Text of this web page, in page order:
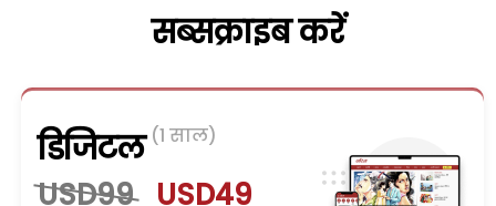
सब्सक्राइब करें
डिजिटल (1 साल)
USD99 USD49